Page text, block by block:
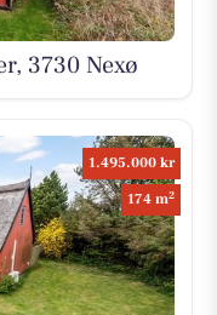
3730 Nexø
1.495.000 kr
174 m2